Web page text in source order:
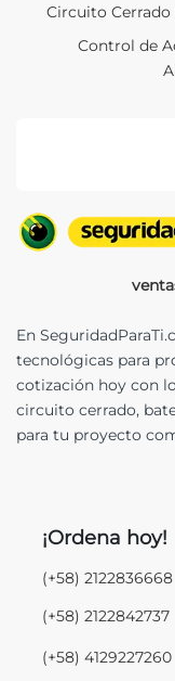
En
tecnológicas para
cotización hoy con
circuito cerrado,
para tu proyecto
¡Ordena hoy!
(+58) 2122836668
(+58) 2122842737
(+58) 4129227260
Circuito Cerrado
Control de